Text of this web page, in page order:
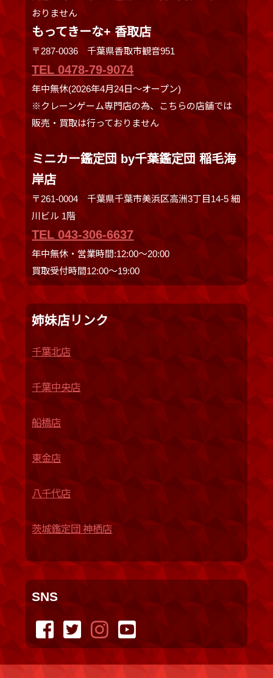
おりません
もってきーな+ 香取店
〒287-0036 千葉県香取市観音951
TEL 0478-79-9074
年中無休(2026年4月24日～オープン)
※クレーンゲーム専門店の為、こちらの店舗では
販売・買取は行っておりません
ミニカー鑑定団 by千葉鑑定団 稲毛海
岸店
〒261-0004 千葉県千葉市美浜区高洲3丁目14-5 細
川ビル 1階
TEL 043-306-6637
年中無休・営業時間:12:00〜20:00
買取受付時間12:00〜19:00
姉妹店リンク
千葉北店
千葉中央店
船橋店
東金店
八千代店
茨城鑑定団 神栖店
SNS